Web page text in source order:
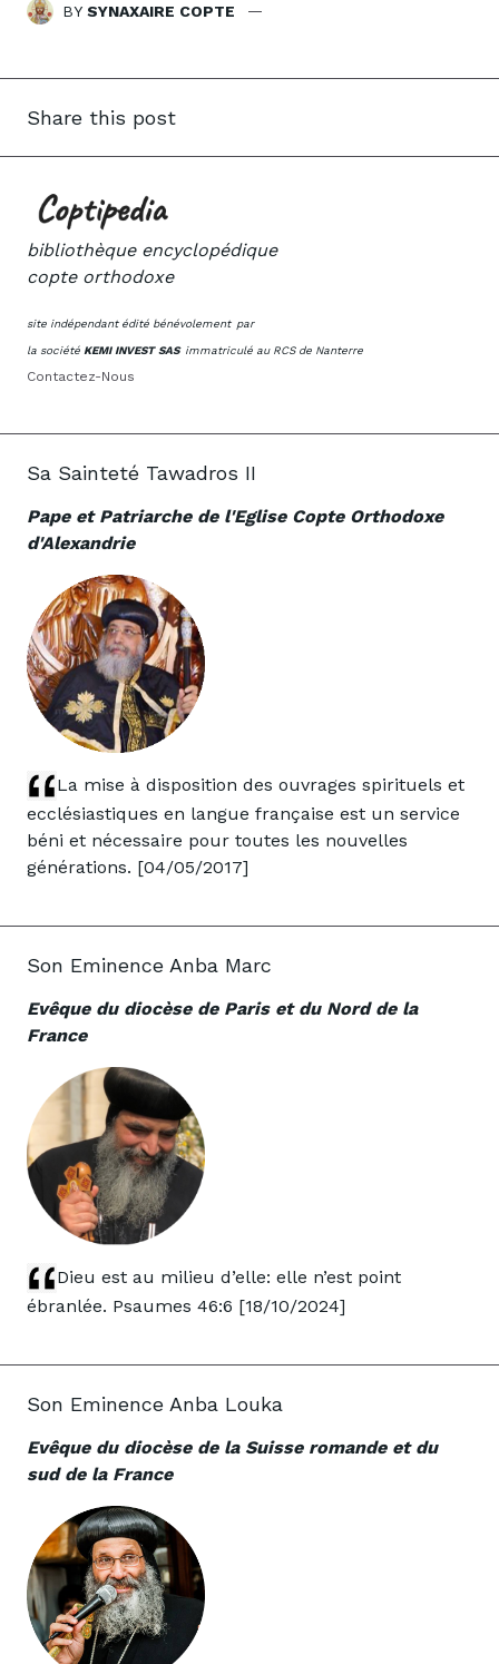
BY SYNAXAIRE COPTE
Share this post
bibliothèque encyclopédique
copte orthodoxe
site indépendant édité bénévolement par
la société KEMI INVEST SAS immatriculé au RCS de Nanterre
Contactez-Nous
Sa Sainteté Tawadros II
Pape et Patriarche de l'Eglise Copte Orthodoxe
d'Alexandrie
La mise à disposition des ouvrages spirituels et
ecclésiastiques en langue française est un service
béni et nécessaire pour toutes les nouvelles
générations. [04/05/2017]
Son Eminence Anba Marc
Evêque du diocèse de Paris et du Nord de la
France
Dieu est au milieu d’elle: elle n’est point
ébranlée. Psaumes 46:6 [18/10/2024]
Son Eminence Anba Louka
Evêque du diocèse de la Suisse romande et du
sud de la France